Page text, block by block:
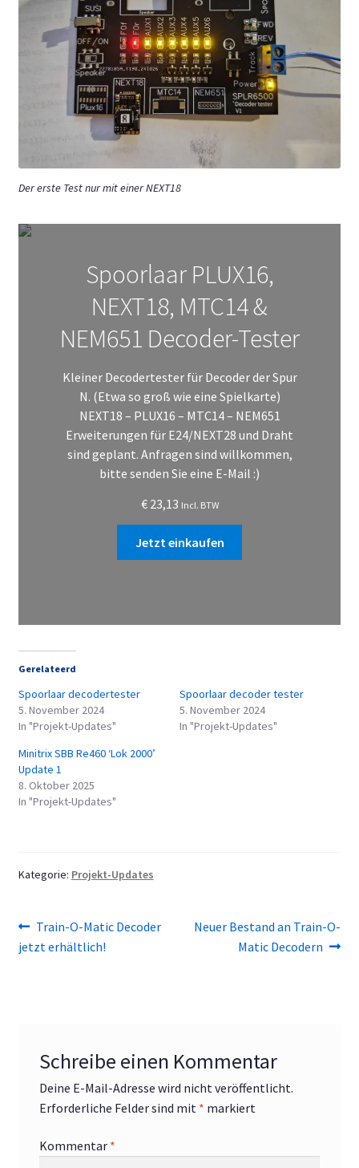
Der erste Test nur mit einer NEXT18
Spoorlaar PLUX16,
NEXT18, MTC14 &
NEM651 Decoder-Tester
Kleiner Decodertester für Decoder der Spur
N. (Etwa so groß wie eine Spielkarte)
NEXT18 – PLUX16 – MTC14 – NEM651
Erweiterungen für E24/NEXT28 und Draht
sind geplant. Anfragen sind willkommen,
bitte senden Sie eine E-Mail :)
€23,13 Incl. BTW
Jetzt einkaufen
Gerelateerd
Spoorlaar decodertester
5. November 2024
In "Projekt-Updates"
Spoorlaar decoder tester
5. November 2024
In "Projekt-Updates"
Minitrix SBB Re460 ‘Lok 2000’
Update 1
8. Oktober 2025
In "Projekt-Updates"
Kategorie: Projekt-Updates
Beitragsnavigation
Vorheriger
Beitrag:
Train-O-Matic Decoder
jetzt erhältlich!
Nächster
Neuer Bestand an Train-O-
Matic Decodern
Schreibe einen Kommentar
Deine E-Mail-Adresse wird nicht veröffentlicht.
Erforderliche Felder sind mit * markiert
Kommentar *